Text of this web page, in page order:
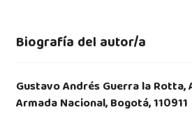
Biografía del autor/a
Gustavo Andrés Guerra la Rotta,
Armada Nacional, Bogotá, 110911